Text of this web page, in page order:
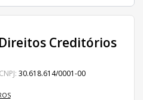
Creditórios
CNPJ: 30.618.614/0001-00